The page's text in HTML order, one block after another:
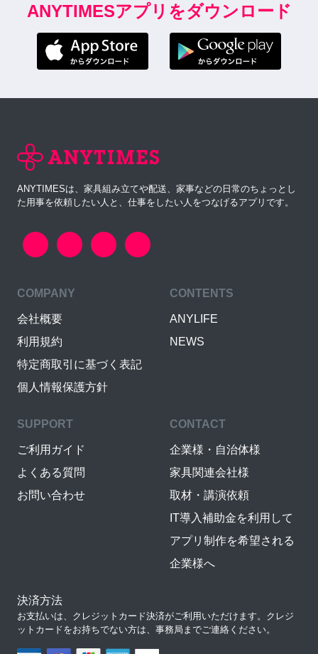
ANYTIMESアプリをダウンロード
ANYTIMESは、家具組み立てや配送、家事などの日常のちょっとし
た用事を依頼したい人と、仕事をしたい人をつなげるアプリです。
COMPANY
会社概要
利用規約
特定商取引に基づく表記
個人情報保護方針
CONTENTS
ANYLIFE
NEWS
SUPPORT
ご利用ガイド
よくある質問
お問い合わせ
CONTACT
企業様・自治体様
家具関連会社様
取材・講演依頼
IT導入補助金を利用して
アプリ制作を希望される
企業様へ
決済方法
お支払いは、クレジットカード決済がご利用いただけます。クレジ
ットカードをお持ちでない方は、事務局までご連絡ください。